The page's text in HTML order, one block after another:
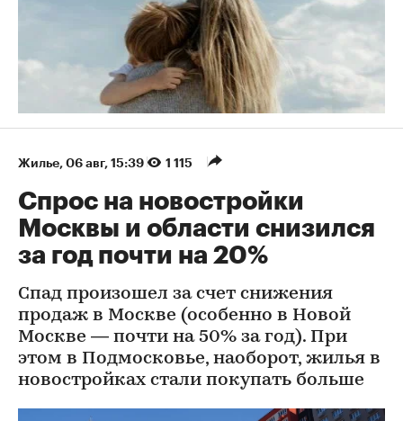
Жилье⁠, 06 авг, 15:39 1 115
Спрос на новостройки
Москвы и области снизился
за год почти на 20%
Спад произошел за счет снижения
продаж в Москве (особенно в Новой
Москве — почти на 50% за год). При
этом в Подмосковье, наоборот, жилья в
новостройках стали покупать больше